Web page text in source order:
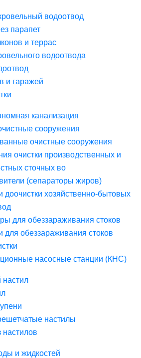
водоотвод
парапет
и террас
водоотвода
и гаражей
канализация
сооружения
очистные сооружения
очистки производственных и
сточных во
(сепараторы жиров)
доочистки хозяйственно-бытовых
для обеззараживания стоков
для обеззараживания стоков
насосные станции (КНС)
настилы
и жидкостей